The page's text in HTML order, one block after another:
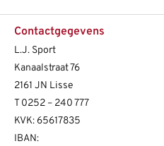
Contactgegevens
L.J. Sport
Kanaalstraat 76
2161 JN Lisse
T 0252 – 240 777
KVK: 65617835
IBAN: